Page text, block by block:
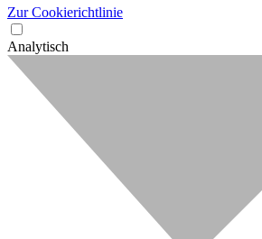
Zur Cookierichtlinie
Analytisch